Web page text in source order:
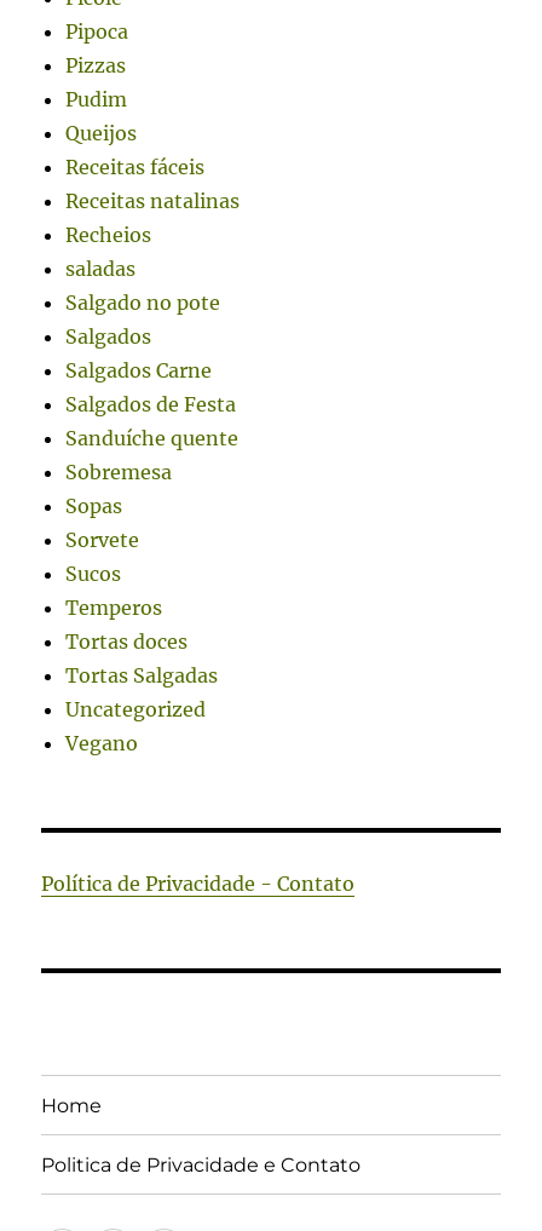
Pipoca
Pizzas
Pudim
Queijos
Receitas fáceis
Receitas natalinas
Recheios
saladas
Salgado no pote
Salgados
Salgados Carne
Salgados de Festa
Sanduíche quente
Sobremesa
Sopas
Sorvete
Sucos
Temperos
Tortas doces
Tortas Salgadas
Uncategorized
Vegano
Política de Privacidade - Contato
Home
Politica de Privacidade e Contato